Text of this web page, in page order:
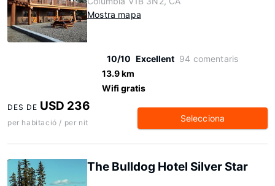
Mostra mapa
10/10 Excellent 94 comentaris
13.9 km
Wifi gratis
DES DE USD 236
per habitació / per nit Selecciona
The Bulldog Hotel Silver Star